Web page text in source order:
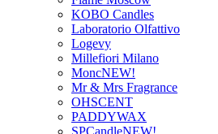
KOBO Candles
Laboratorio Olfattivo
Logevy
Millefiori Milano
MoncNEW!
Mr & Mrs Fragrance
OHSCENT
PADDYWAX
SPCandleNEW!